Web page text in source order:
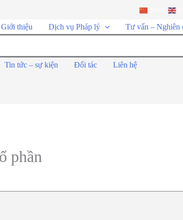
Giới thiệu Dịch vụ Pháp lý Tư vấn – Nghiên
Tin tức – sự kiện Đối tác Liên hệ
phần